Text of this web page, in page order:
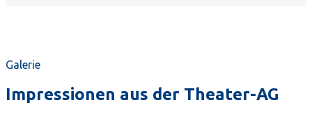
Galerie
Impressionen aus der Theater-AG